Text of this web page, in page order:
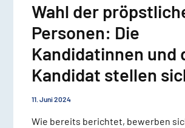
Wahl der
Personen: Die
Kandidatinnen und
Kandidat stellen
11. Juni 2024
Wie bereits berichtet, bewerben